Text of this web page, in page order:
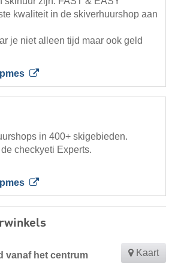
kwaliteit in de skiverhuurshop aan
je niet alleen tijd maar ook geld
in 400+ skigebieden.
checkyeti Experts.
vanaf het centrum Kaart